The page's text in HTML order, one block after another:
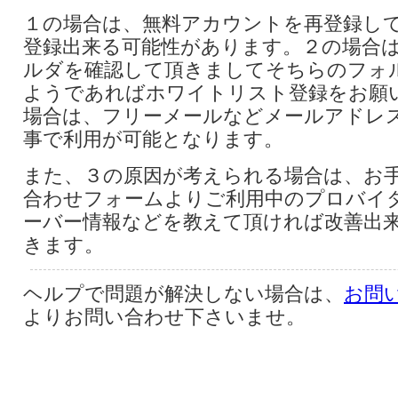
１の場合は、無料アカウントを再登録し
登録出来る可能性があります。２の場合
ルダを確認して頂きましてそちらのフォ
ようであればホワイトリスト登録をお願
場合は、フリーメールなどメールアドレ
事で利用が可能となります。
また、３の原因が考えられる場合は、お
合わせフォームよりご利用中のプロバイ
ーバー情報などを教えて頂ければ改善出
きます。
ヘルプで問題が解決しない場合は、 お問
よりお問い合わせ下さいませ。